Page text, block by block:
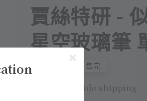
賈絲特研 -
星空玻璃筆
Regular
NT$ 499 售完
Worldwide shipping